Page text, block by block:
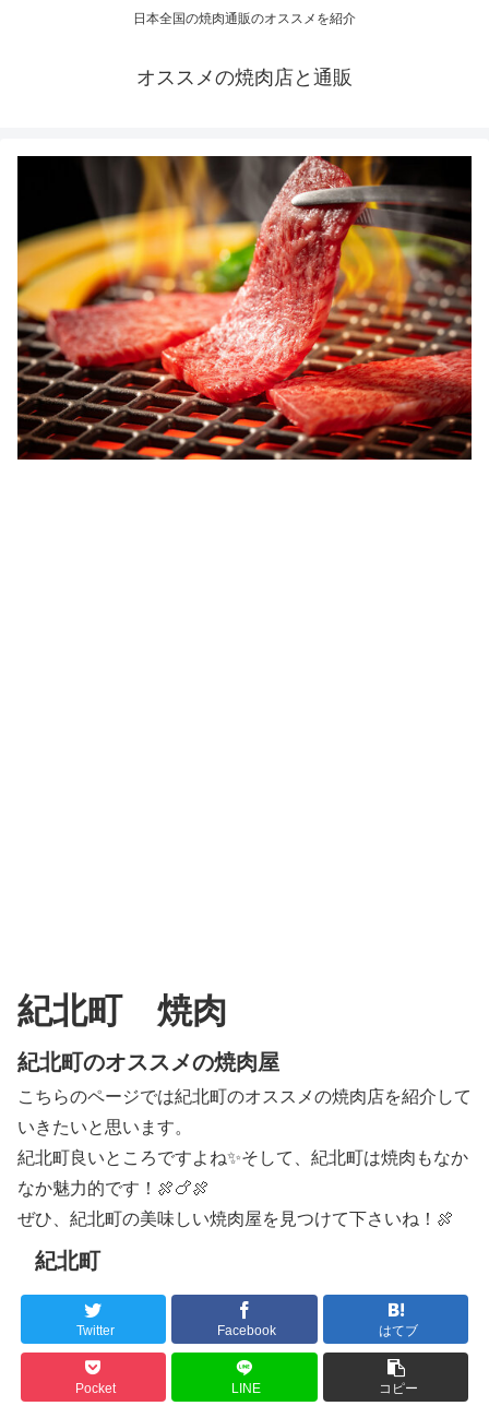
日本全国の焼肉通販のオススメを紹介
オススメの焼肉店と通販
紀北町 焼肉
紀北町のオススメの焼肉屋
こちらのページでは紀北町のオススメの焼肉店を紹介して
いきたいと思います。
紀北町良いところですよね✨そして、紀北町は焼肉もなか
なか魅力的です！🍖🍗🍖
ぜひ、紀北町の美味しい焼肉屋を見つけて下さいね！🍖
紀北町
Twitter Facebook はてブ
Pocket LINE コピー